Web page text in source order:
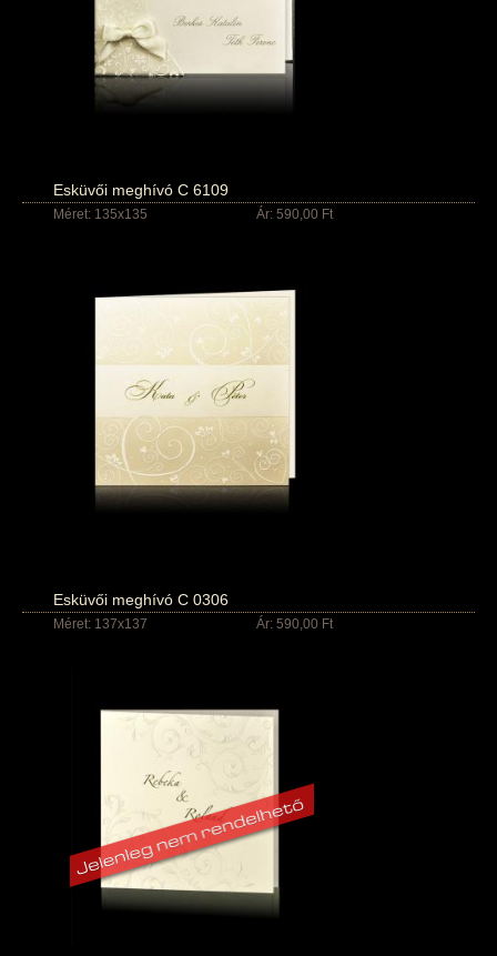
Esküvői meghívó C 6109
Méret: 135x135 Ár: 590,00 Ft
Esküvői meghívó C 0306
Méret: 137x137 Ár: 590,00 Ft